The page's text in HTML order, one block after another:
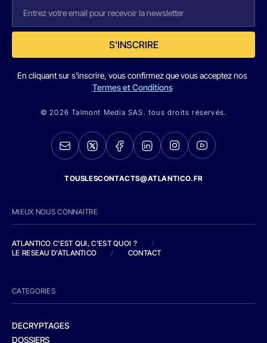
S'INSCRIRE
En cliquant sur s'inscrire, vous confirmez que vous acceptez nos
Termes et Conditions
© 2026 Talmont Media SAS. tous droits réservés.
TOUSLESCONTACTS@ATLANTICO.FR
MIEUX NOUS CONNAITRE
ATLANTICO C'EST QUI, C'EST QUOI ?
/
LE RESEAU D'ATLANTICO
/ CONTACT
CATEGORIES
DECRYPTAGES
DOSSIERS